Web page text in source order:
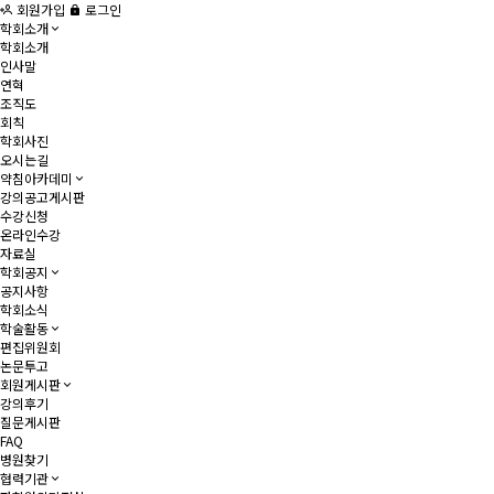
회원가입
로그인
학회소개
학회소개
인사말
연혁
조직도
회칙
학회사진
오시는길
약침아카데미
강의공고게시판
수강신청
온라인수강
자료실
학회공지
공지사항
학회소식
학술활동
편집위원회
논문투고
회원게시판
강의후기
질문게시판
FAQ
병원찾기
협력기관